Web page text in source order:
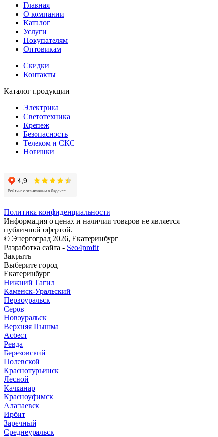
Главная
О компании
Каталог
Услуги
Покупателям
Оптовикам
Скидки
Контакты
Каталог продукции
Электрика
Светотехника
Крепеж
Безопасность
Телеком и СКС
Новинки
Политика конфиденциальности
Информация о ценах и наличии товаров не является
публичной офертой.
© Энергоград 2026, Екатеринбург
Разработка сайта - Seo4profit
Закрыть
Выберите город
Екатеринбург
Нижний Тагил
Каменск-Уральский
Первоуральск
Серов
Новоуральск
Верхняя Пышма
Асбест
Ревда
Березовский
Полевской
Краснотурьинск
Лесной
Качканар
Красноуфимск
Алапаевск
Ирбит
Заречный
Среднеуральск